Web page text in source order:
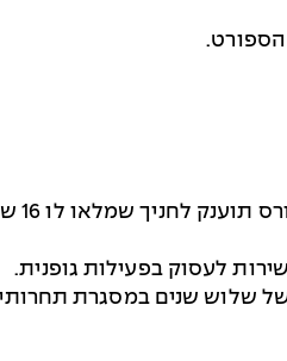
הספורט.
לעסוק בפעילות גופנית.
שלוש שנים במסגרת